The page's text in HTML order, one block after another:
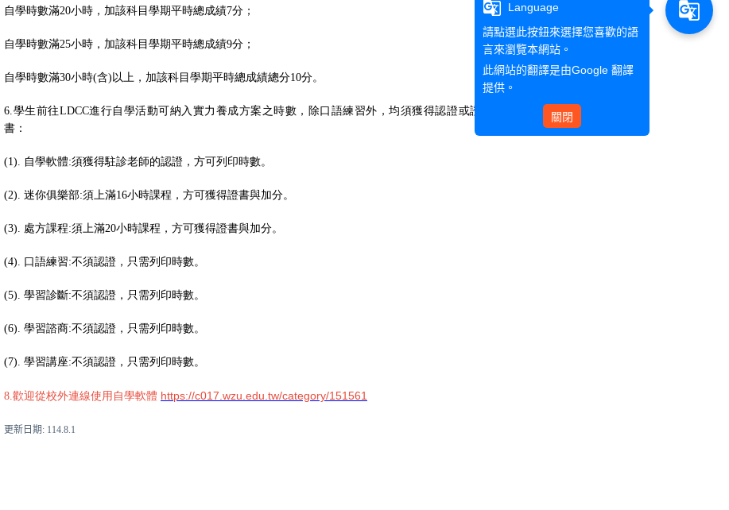
自學時數滿20小時，加該科目學期平時總成績7分；
自學時數滿25小時，加該科目學期平時總成績9分；
自學時數滿30小時(含)以上，加該科目學期平時總成績總分10分。
6.學生前往LDCC進行自學活動可納入實力養成方案之時數，除口語練習外，均須獲得認證或證
書：
(1). 自學軟體:須獲得駐診老師的認證，方可列印時數。
(2). 迷你俱樂部:須上滿16小時課程，方可獲得證書與加分。
(3). 處方課程:須上滿20小時課程，方可獲得證書與加分。
(4). 口語練習:不須認證，只需列印時數。
(5). 學習診斷:不須認證，只需列印時數。
(6). 學習諮商:不須認證，只需列印時數。
(7). 學習講座:不須認證，只需列印時數。
8.歡迎從校外連線使用自學軟體 https://c017.wzu.edu.tw/category/151561
更新日期: 114.8.1
g_translate
Language
請點選此按鈕來選擇您喜歡的語
言來瀏覽本網站。
此網站的翻譯是由Google 翻譯
提供。
關閉
g_translate